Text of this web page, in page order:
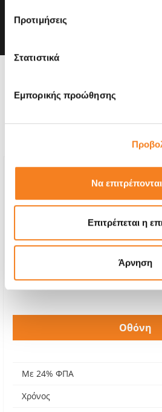
Προτιμήσεις
Στατιστικά
Εμπορικής προώθησης
Να
Επιτρέπεται η
Άρνηση
Η συσκευή
χρειάζεται και
Οθόνη
Με 24% ΦΠΑ
Χρόνος